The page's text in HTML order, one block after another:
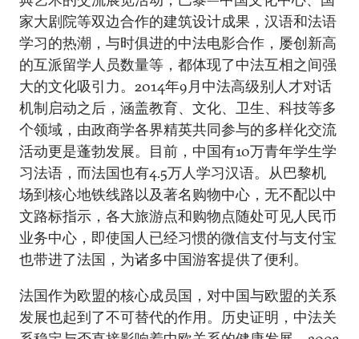
家大剧院等双边合作的建筑设计成果，汉语和法语
学习的热潮，与时俱进的中法电影合作，屡创新高
的互派留学人员数量等，都体现了中法互相之间强
大的文化吸引力。2014年9月中法高级别人才对话
机制启动之后，涵盖教育、文化、卫生、科技等多
个领域，由政商学各界精英共同参与的多样化交流
活动更是蓬勃发展。目前，中国有10万青年学生学
习法语，而法国也有4.5万人学习汉语。从巴黎机
场到核心地铁线路以及著名购物中心，无不配以中
文路标指示，各大旅游点和购物点随处可见人民币
业务中心，即使国人已经习惯的微信支付与支付宝
也带进了法国，为诸多中国游客提供了便利。
法国作为欧盟的核心成员国，对中国与欧盟的关系
发展也起到了不可替代的作用。历史证明，中法关